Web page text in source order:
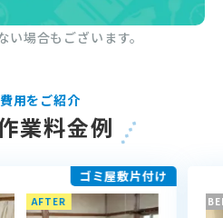
場合もございます。
用をご紹介
業料金例
ゴミ屋敷片付け
AFTER